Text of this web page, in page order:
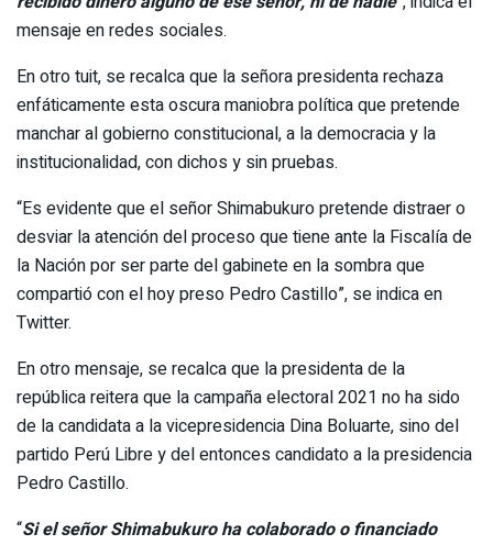
mensaje en redes sociales.
En otro tuit, se recalca que la señora presidenta rechaza
enfáticamente esta oscura maniobra política que pretende
manchar al gobierno constitucional, a la democracia y la
institucionalidad, con dichos y sin pruebas.
“Es evidente que el señor Shimabukuro pretende distraer o
desviar la atención del proceso que tiene ante la Fiscalía de
la Nación por ser parte del gabinete en la sombra que
compartió con el hoy preso Pedro Castillo”, se indica en
Twitter.
En otro mensaje, se recalca que la presidenta de la
república reitera que la campaña electoral 2021 no ha sido
de la candidata a la vicepresidencia Dina Boluarte, sino del
partido Perú Libre y del entonces candidato a la presidencia
Pedro Castillo.
“Si el señor Shimabukuro ha colaborado o financiado